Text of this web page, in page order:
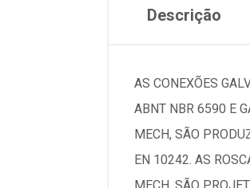
Descrição
AS CONEXÕES
ABNT NBR 6590 E
MECH, SÃO
EN 10242. AS